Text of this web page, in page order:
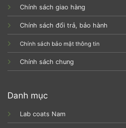
Chính sách giao hàng
Chính sách đổi trả, bảo hành
Chính sách bảo mật thông tin
Chính sách chung
Danh mục
Lab coats Nam